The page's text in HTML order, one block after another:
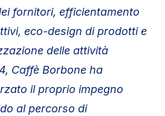
fornitori, efficientamento
eco-design di prodotti e
delle attività
Caffè Borbone ha
il proprio impegno
al percorso di